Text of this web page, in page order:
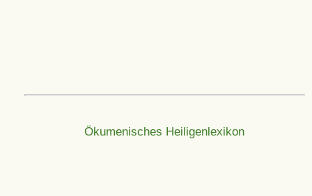
Ökumenisches Heiligenlexikon